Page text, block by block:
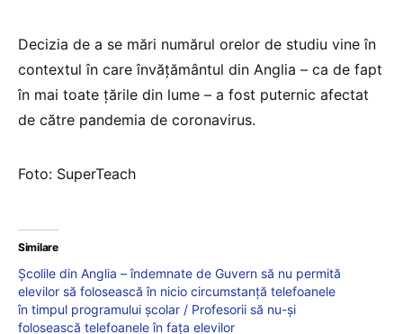
Decizia de a se mări numărul orelor de studiu vine în
contextul în care învățământul din Anglia – ca de fapt
în mai toate țările din lume – a fost puternic afectat
de către pandemia de coronavirus.
Foto: SuperTeach
Similare
Școlile din Anglia – îndemnate de Guvern să nu permită
elevilor să folosească în nicio circumstanță telefoanele
în timpul programului școlar / Profesorii să nu-și
folosească telefoanele în fața elevilor